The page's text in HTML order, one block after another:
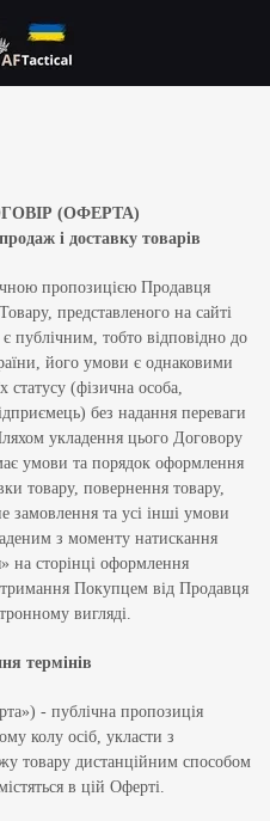
(ОФЕРТА)
і доставку товарів
пропозицією Продавця
представленого на сайті
публічним, тобто відповідно до
його умови є однаковими
статусу (фізична особа,
без надання переваги
укладення цього Договору
умови та порядок оформлення
товару, повернення товару,
замовлення та усі інші умови
з моменту натискання
на сторінці оформлення
Покупцем від Продавця
вигляді.
термінів
- публічна пропозиція
колу осіб, укласти з
товару дистанційним способом
в цій Оферті.